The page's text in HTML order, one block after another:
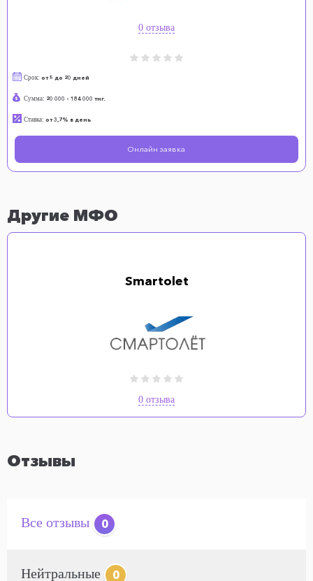
0 отзыва
Срок: от 5 до 20 дней
Сумма: 20 000 - 184 000 тнг.
Ставка: от 3,7% в день
Онлайн заявка
Другие МФО
Smartolet
0 отзыва
Отзывы
Все отзывы 0
Нейтральные 0